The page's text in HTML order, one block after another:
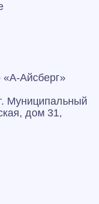
Муниципальный
дом 31,